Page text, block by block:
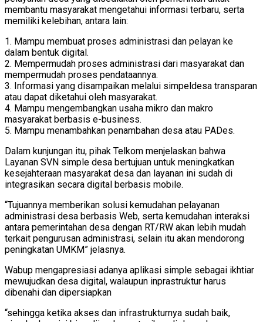
membantu masyarakat mengetahui informasi terbaru, serta
memiliki kelebihan, antara lain:
1. Mampu membuat proses administrasi dan pelayan ke
dalam bentuk digital.
2. Mempermudah proses administrasi dari masyarakat dan
mempermudah proses pendataannya.
3. Informasi yang disampaikan melalui simpeldesa transparan
atau dapat diketahui oleh masyarakat.
4. Mampu mengembangkan usaha mikro dan makro
masyarakat berbasis e-business.
5. Mampu menambahkan penambahan desa atau PADes.
Dalam kunjungan itu, pihak Telkom menjelaskan bahwa
Layanan SVN simple desa bertujuan untuk meningkatkan
kesejahteraan masyarakat desa dan layanan ini sudah di
integrasikan secara digital berbasis mobile.
“Tujuannya memberikan solusi kemudahan pelayanan
administrasi desa berbasis Web, serta kemudahan interaksi
antara pemerintahan desa dengan RT/RW akan lebih mudah
terkait pengurusan administrasi, selain itu akan mendorong
peningkatan UMKM” jelasnya.
Wabup mengapresiasi adanya aplikasi simple sebagai ikhtiar
mewujudkan desa digital, walaupun inprastruktur harus
dibenahi dan dipersiapkan
“sehingga ketika akses dan infrastrukturnya sudah baik,